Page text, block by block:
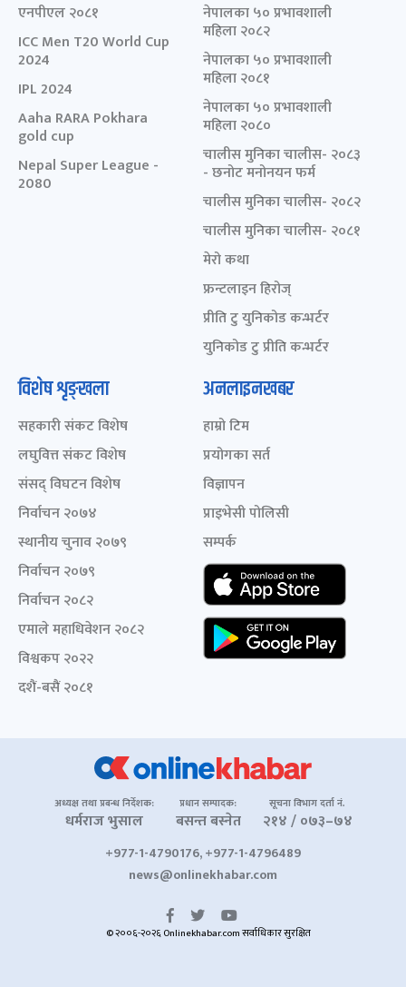
एनपीएल २०८१
ICC Men T20 World Cup
2024
IPL 2024
Aaha RARA Pokhara
gold cup
Nepal Super League -
2080
नेपालका ५० प्रभावशाली
महिला २०८२
नेपालका ५० प्रभावशाली
महिला २०८१
नेपालका ५० प्रभावशाली
महिला २०८०
चालीस मुनिका चालीस- २०८३
- छनोट मनोनयन फर्म
चालीस मुनिका चालीस- २०८२
चालीस मुनिका चालीस- २०८१
मेरो कथा
फ्रन्टलाइन हिरोज्
प्रीति टु युनिकोड कन्भर्टर
युनिकोड टु प्रीति कन्भर्टर
विशेष शृङ्खला
सहकारी संकट विशेष
लघुवित्त संकट विशेष
संसद् विघटन विशेष
निर्वाचन २०७४
स्थानीय चुनाव २०७९
निर्वाचन २०७९
निर्वाचन २०८२
एमाले महाधिवेशन २०८२
विश्वकप २०२२
दशैं-बसैं २०८१
अनलाइनखबर
हाम्रो टिम
प्रयोगका सर्त
विज्ञापन
प्राइभेसी पोलिसी
सम्पर्क
अध्यक्ष तथा प्रबन्ध निर्देशक:
धर्मराज भुसाल
प्रधान सम्पादक:
बसन्त बस्नेत
सूचना विभाग दर्ता नं.
२१४ / ०७३–७४
+977-1-4790176, +977-1-4796489
news@onlinekhabar.com
© २००६-२०२६ Onlinekhabar.com सर्वाधिकार सुरक्षित